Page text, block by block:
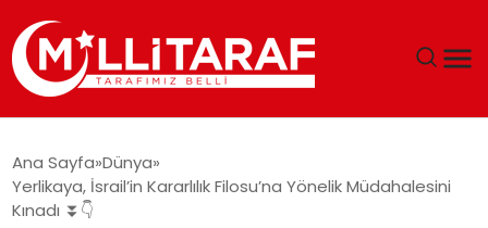
ÖZEL SAYFALAR
Ana Sayfa Dünya
Yerlikaya, İsrail’in Kararlılık Filosu’na Yönelik Müdahalesini
Kınadı ⏬👇